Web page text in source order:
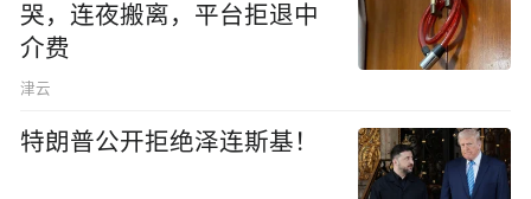
哭，连夜搬离，平台拒退中
介费
津云
特朗普公开拒绝泽连斯基！